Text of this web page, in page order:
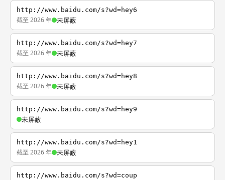
http://www.baidu.com/s?wd=hey6
截至 2026 年 未屏蔽
http://www.baidu.com/s?wd=hey7
截至 2026 年 未屏蔽
http://www.baidu.com/s?wd=hey8
截至 2026 年 未屏蔽
http://www.baidu.com/s?wd=hey9
未屏蔽
http://www.baidu.com/s?wd=hey1
截至 2026 年 未屏蔽
http://www.baidu.com/s?wd=coup